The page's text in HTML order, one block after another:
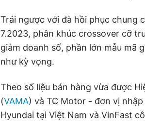
Trái ngược với đà hồi phục chung
7.2023, phân khúc crossover cỡ
giảm doanh số, phần lớn mẫu mã
như kỳ vọng.
Theo số liệu bán hàng vừa được
(VAMA) và TC Motor - đơn vị
Hyundai tại Việt Nam và VinFast